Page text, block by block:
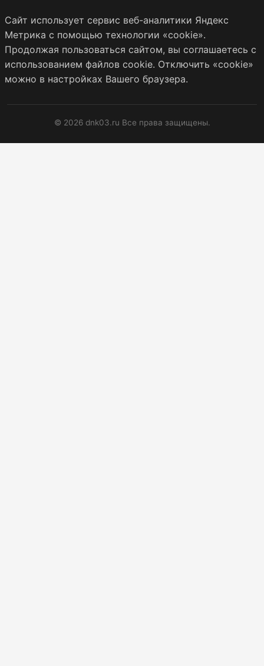
Сайт использует сервис веб-аналитики Яндекс
Метрика с помощью технологии «cookie».
Продолжая пользоваться сайтом, вы соглашаетесь с
использованием файлов cookie. Отключить «cookie»
можно в настройках Вашего браузера.
© 2026 dnk03.ru Все права защищены.